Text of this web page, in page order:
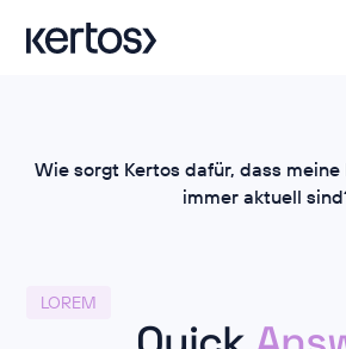
Wie sorgt Kertos dafür, dass
immer aktuell
LOREM